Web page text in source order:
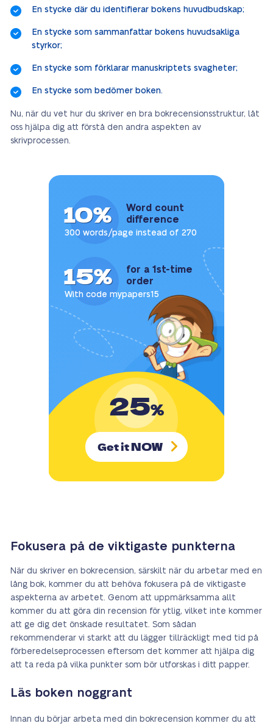
En stycke där du identifierar bokens huvudbudskap;
En stycke som sammanfattar bokens huvudsakliga
styrkor;
En stycke som förklarar manuskriptets svagheter;
En stycke som bedömer boken.
Nu, när du vet hur du skriver en bra bokrecensionsstruktur, låt
oss hjälpa dig att förstå den andra aspekten av
skrivprocessen.
10%
Word count
difference
300 words/page instead of 270
15%
for a 1st-time
order
With code mypapers15
25%
Get itNOW
Fokusera på de viktigaste punkterna
När du skriver en bokrecension, särskilt när du arbetar med en
lång bok, kommer du att behöva fokusera på de viktigaste
aspekterna av arbetet. Genom att uppmärksamma allt
kommer du att göra din recension för ytlig, vilket inte kommer
att ge dig det önskade resultatet. Som sådan
rekommenderar vi starkt att du lägger tillräckligt med tid på
förberedelseprocessen eftersom det kommer att hjälpa dig
att ta reda på vilka punkter som bör utforskas i ditt papper.
Läs boken noggrant
Innan du börjar arbeta med din bokrecension kommer du att